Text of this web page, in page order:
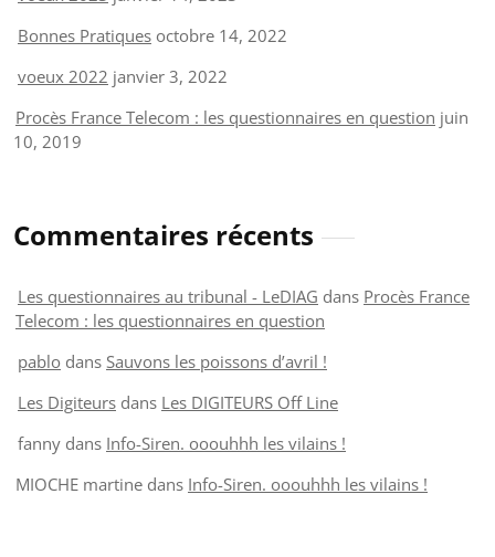
Bonnes Pratiques octobre 14, 2022
voeux 2022 janvier 3, 2022
Procès France Telecom : les questionnaires en question juin
10, 2019
Commentaires récents
Les questionnaires au tribunal - LeDIAG dans Procès France
Telecom : les questionnaires en question
pablo dans Sauvons les poissons d’avril !
Les Digiteurs dans Les DIGITEURS Off Line
fanny dans Info-Siren. ooouhhh les vilains !
MIOCHE martine dans Info-Siren. ooouhhh les vilains !